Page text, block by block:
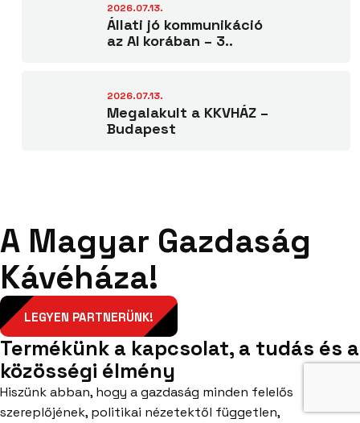
2026.07.13.
Állati jó kommunikáció
az AI korában – 3..
2026.07.13.
Megalakult a KKVHÁZ –
Budapest
A Magyar Gazdaság
Kávéháza!
LEGYEN PARTNERÜNK!
Termékünk a kapcsolat, a tudás és a
közösségi élmény
Hiszünk abban, hogy a gazdaság minden felelős
szereplőjének, politikai nézetektől független,